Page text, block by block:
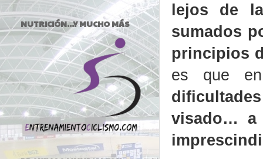
lejos de
sumados
principios
es que
visado… a
NUTRICIÓN...Y MUCHO MÁS